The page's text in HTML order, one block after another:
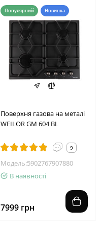
Популярний Новинка
Поверхня газова на металі
WEILOR GM 604 BL
9
Модель:5902767907880
В наявності
7999 грн